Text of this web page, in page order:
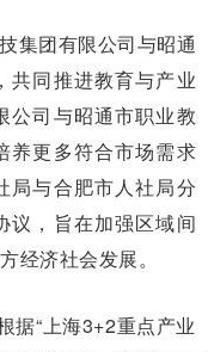
集团有限公司与昭通
共同推进教育与产业
公司与昭通市职业教
养更多符合市场需求
局与合肥市人社局分
议，旨在加强区域间
经济社会发展。
据“上海3+2重点产业